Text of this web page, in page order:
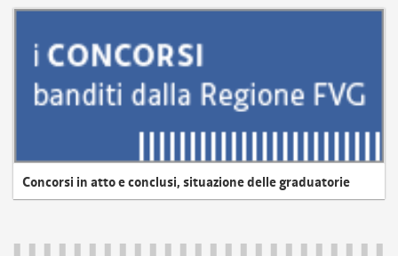
Concorsi in atto e conclusi, situazione delle graduatorie